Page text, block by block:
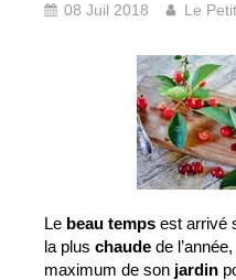
08 Juil 2018 Le
Le beau temps est arrivé
la plus chaude de
maximum de son jardin